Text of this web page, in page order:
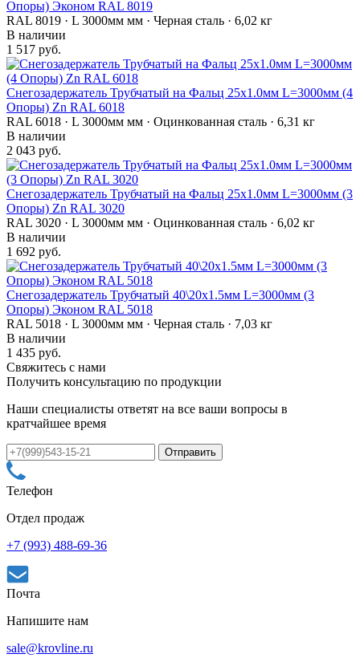
Опоры) Эконом RAL 8019
RAL 8019 · L 3000мм мм · Черная сталь · 6,02 кг
В наличии
1 517 руб.
Снегозадержатель Трубчатый на Фальц 25х1.0мм L=3000мм (4
Опоры) Zn RAL 6018
RAL 6018 · L 3000мм мм · Оцинкованная сталь · 6,31 кг
В наличии
2 043 руб.
Снегозадержатель Трубчатый на Фальц 25х1.0мм L=3000мм (3
Опоры) Zn RAL 3020
RAL 3020 · L 3000мм мм · Оцинкованная сталь · 6,02 кг
В наличии
1 692 руб.
Снегозадержатель Трубчатый 40\20х1.5мм L=3000мм (3
Опоры) Эконом RAL 5018
RAL 5018 · L 3000мм мм · Черная сталь · 7,03 кг
В наличии
1 435 руб.
Свяжитесь с нами
Получить консультацию по продукции
Наши специалисты ответят на все ваши вопросы в
кратчайшее время
Телефон
Отдел продаж
+7 (993) 488-69-36
Почта
Напишите нам
sale@krovline.ru